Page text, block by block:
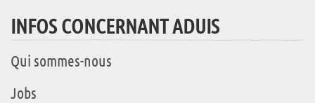
INFOS CONCERNANT ADUIS
Qui sommes-nous
Jobs